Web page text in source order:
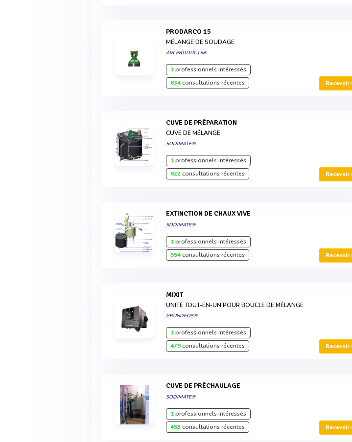
PRODARCO 15
MÉLANGE DE SOUDAGE
AIR PRODUCTS®
1professionnels intéressés
634consultations récentes Recevoir
CUVE DE PRÉPARATION
CUVE DE MÉLANGE
SODIMATE®
1professionnels intéressés
622consultations récentes Recevoir
EXTINCTION DE CHAUX VIVE
SODIMATE®
1professionnels intéressés
554consultations récentes Recevoir
MIXIT
UNITÉ TOUT-EN-UN POUR BOUCLE DE MÉLANGE
GRUNDFOS®
1professionnels intéressés
479consultations récentes Recevoir
CUVE DE PRÉCHAULAGE
SODIMATE®
1professionnels intéressés
453 consultations récentes Recevoir